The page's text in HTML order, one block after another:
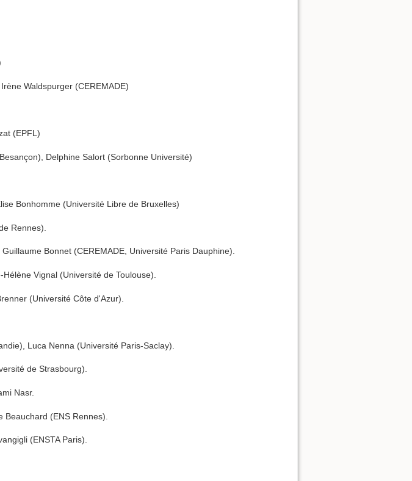
Waldspurger (CEREMADE)
(EPFL)
Delphine Salort (Sorbonne Université)
Bonhomme (Université Libre de Bruxelles)
Rennes).
Bonnet (CEREMADE, Université Paris Dauphine).
Vignal (Université de Toulouse).
(Université Côte d'Azur).
Luca Nenna (Université Paris-Saclay).
de Strasbourg).
Nasr.
(ENS Rennes).
(ENSTA Paris).